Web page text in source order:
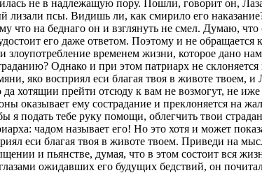
не в надлежащую пору. Пошли, говорит он,
лизали псы. Видишь ли, как смирило его
что на беднаго он и взглянуть не смел. Думаю,
его даже ответом. Поэтому и не
злоупотребление временем жизни, которое дано
Однако и при этом патриарх не склоняется
яко восприял еси благая твоя в животе твоем, и
хотящии прейти отсюду к вам не возмогут, не
оказывает ему сострадание и преклоняется на
я подать тебе руку помощи, облегчить твои
чадом называет его! Но это хотя и может
еси благая твоя в животе твоем. Приведи на
и пьянстве, думая, что в этом состоит вся
ожидавших его будущих бедствий, он